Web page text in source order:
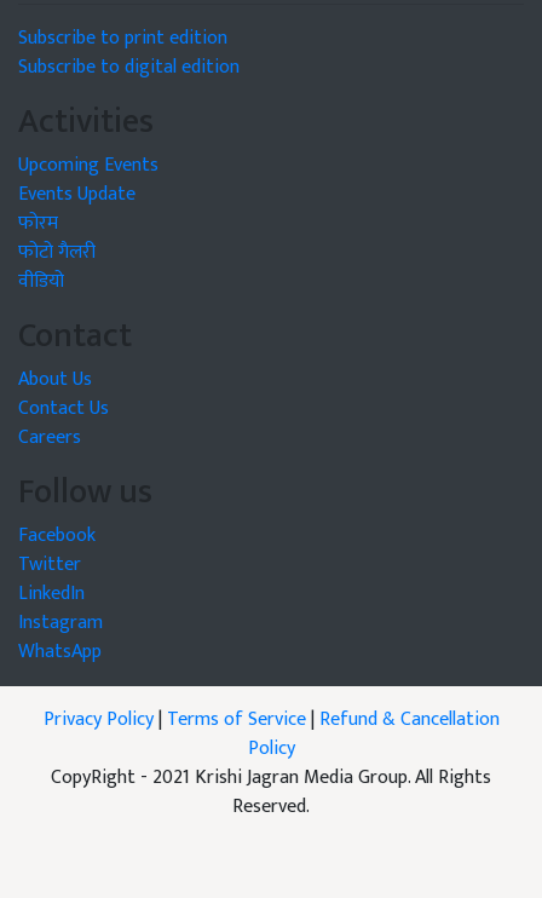
Subscribe to print edition
Subscribe to digital edition
Activities
Upcoming Events
Events Update
फोरम
फोटो गैलरी
वीडियो
Contact
About Us
Contact Us
Careers
Follow us
Facebook
Twitter
LinkedIn
Instagram
WhatsApp
Privacy Policy|Terms of Service|Refund & Cancellation
Policy
CopyRight - 2021 Krishi Jagran Media Group. All Rights
Reserved.